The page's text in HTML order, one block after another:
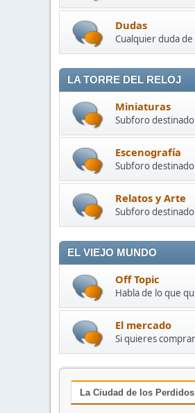
Dudas
Cualquier duda
LA TORRE DEL RELOJ
Miniaturas
Subforo
Escenografía
Subforo
Relatos y Arte
Subforo
EL VIEJO MUNDO
Off Topic
Habla de lo que
El mercado
Si quieres
La Ciudad de los